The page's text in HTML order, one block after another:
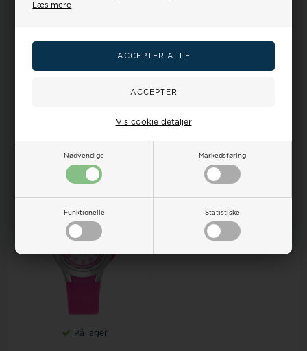
Læs mere
Nødvendige Markedsføring
Funktionelle Statistiske
Vis cookie detaljer
Ure
Relaterede varer
På lager